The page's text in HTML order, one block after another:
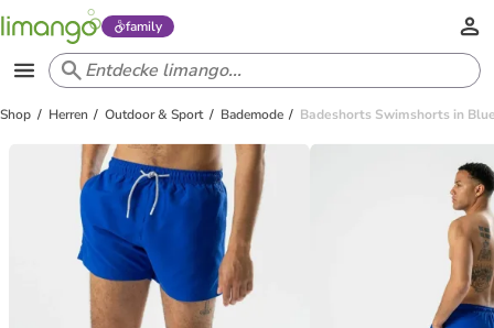
family
Shop Herren Outdoor & Sport Bademode Badeshorts Swimshorts in